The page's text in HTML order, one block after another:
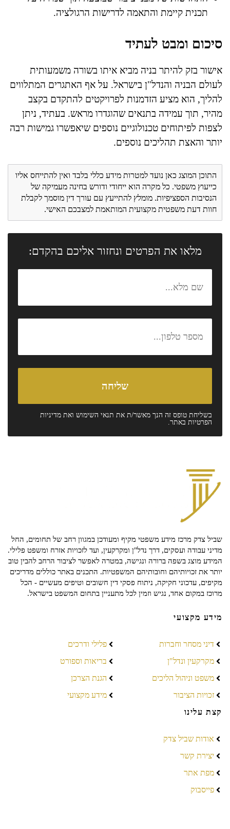
תכנית קיימת והתאמה לדרישות הרגולציה.
סיכום ומבט לעתיד
אישור בזק להיתר בניה מביא איתו בשורה משמעותית
לעולם הבניה והנדל"ן בישראל. על אף האתגרים המתלווים
להליך, הוא מציע הזדמנות לפרויקטים להתקדם בקצב
מהיר, תוך עמידה בתנאים שהוגדרו מראש. בעתיד, ניתן
לצפות לפיתוחים טכנולוגיים נוספים שיאפשרו גמישות רבה
יותר והאצת תהליכים נוספים.
התוכן המוצג כאן נועד למטרות מידע כללי בלבד ואין להתייחס אליו
כייעוץ משפטי. כל מקרה הוא ייחודי ודורש בחינה מעמיקה של
הנסיבות הספציפיות. מומלץ להתייעץ עם עורך דין מוסמך לקבלת
חוות דעת משפטית מקצועית המותאמת למצבכם האישי.
מלאו את הפרטים ונחזור אליכם בהקדם:
בשליחת טופס זה הנך מאשר/ת את תנאי השימוש ואת מדיניות
הפרטיות באתר.
שביל צדק מרכז מידע משפטי מקיף ומעודכן במגוון רחב של תחומים, החל
מדיני עבודה ועסקים, דרך נדל"ן ומקרקעין, ועד לזכויות אזרח ומשפט פלילי.
המידע מוצג בשפה ברורה ונגישה, במטרה לאפשר לציבור הרחב להבין טוב
יותר את זכויותיהם וחובותיהם המשפטיות. התכנים באתר כוללים מדריכים
מקיפים, עדכוני חקיקה, ניתוח פסקי דין חשובים וטיפים מעשיים - הכל
מרוכז במקום אחד, נגיש וזמין לכל מתעניין בתחום המשפט בישראל.
מידע מקצועי
דיני מסחר וחברות
מקרקעין ונדל"ן
משפט וניהול הליכים
זכויות הציבור
פלילי ודרכים
בריאות וספורט
הגנת הצרכן
מידע מקצועי
קצת עלינו
אודות שביל צדק
יצירת קשר
מפת אתר
פייסבוק